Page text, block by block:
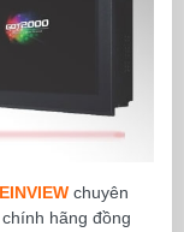
chuyên
hãng đồng